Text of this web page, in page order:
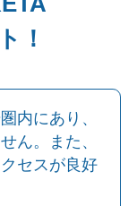
！
内にあり、
ん。また、
セスが良好